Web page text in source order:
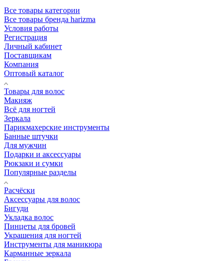
Все товары категории
Все товары бренда harizma
Условия работы
Регистрация
Личный кабинет
Поставщикам
Компания
Оптовый каталог
Товары для волос
Макияж
Всё для ногтей
Зеркала
Парикмахерские инструменты
Банные штучки
Для мужчин
Подарки и аксессуары
Рюкзаки и сумки
Популярные разделы
Расчёски
Аксессуары для волос
Бигуди
Укладка волос
Пинцеты для бровей
Украшения для ногтей
Инструменты для маникюра
Карманные зеркала